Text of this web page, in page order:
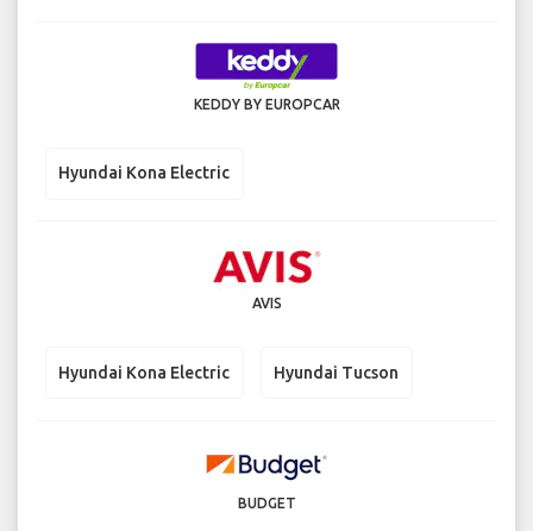
KEDDY BY EUROPCAR
Hyundai Kona Electric
AVIS
Hyundai Kona Electric Hyundai Tucson
BUDGET